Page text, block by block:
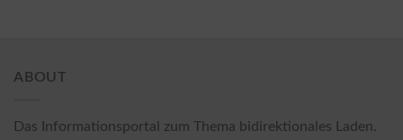
ABOUT
Das Informationsportal zum Thema bidirektionales Laden.